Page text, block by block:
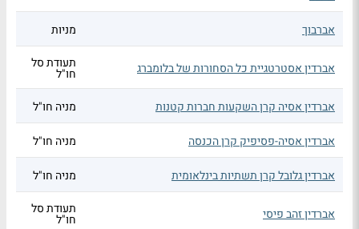
אברבוך מניות
אברדין אסטרטגיית כל הסחורות של בלומברג תעודת סל
חו"ל
אברדין אסיה קרן השקעות חברות קטנות
מניה חו"ל
אברדין אסיה-פסיפיק קרן הכנסה מניה חו"ל
אברדין גלובל קרן תשתיות בינלאומית מניה חו"ל
אברדין זהב פיסי תעודת סל
חו"ל